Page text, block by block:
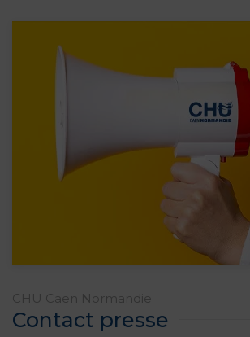
CHU Caen Normandie
Contact presse